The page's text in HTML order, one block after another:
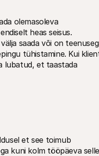
olemasoleva
heas seisus.
saada või on
tühistamine. Kui
lubatud, et taastada
et see toimub
kuni kolm tööpäeva selle